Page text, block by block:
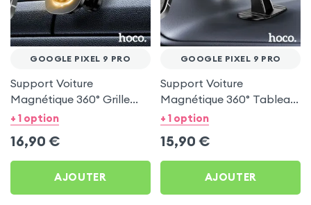
GOOGLE PIXEL 9 PRO
Support Voiture
Magnétique 360° Grille
d'aération Hoco pour
+ 1 option
16,90 €
AJOUTER
GOOGLE PIXEL 9 PRO
Support Voiture
Magnétique 360° Tableau
de bord Hoco pour
+ 1 option
15,90 €
AJOUTER